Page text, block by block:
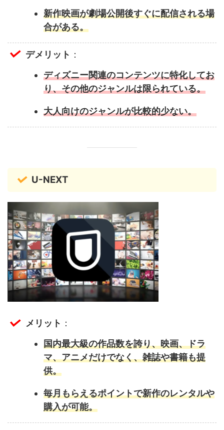
新作映画が劇場公開後すぐに配信される場
合がある。
デメリット ：
ディズニー関連のコンテンツに特化してお
り、その他のジャンルは限られている。
大人向けのジャンルが比較的少ない。
U-NEXT
メリット ：
国内最大級の作品数を誇り、映画、ドラ
マ、アニメだけでなく、雑誌や書籍も提
供。
毎月もらえるポイントで新作のレンタルや
購入が可能。